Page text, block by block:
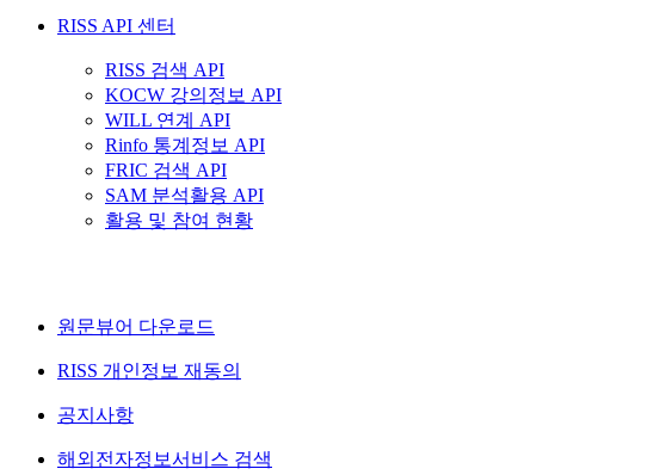
RISS API 센터
RISS 검색 API
KOCW 강의정보 API
WILL 연계 API
Rinfo 통계정보 API
FRIC 검색 API
SAM 분석활용 API
활용 및 참여 현황
원문뷰어 다운로드
RISS 개인정보 재동의
공지사항
해외전자정보서비스 검색